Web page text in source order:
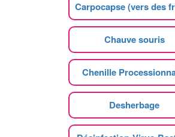
Carpocapse (vers des
Chauve souris
Chenille
Desherbage